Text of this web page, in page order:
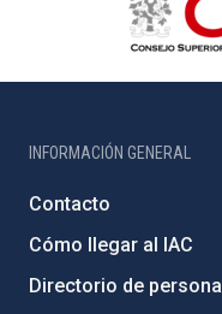
INFORMACIÓN GENERAL
Contacto
Cómo llegar al IAC
Directorio de personal